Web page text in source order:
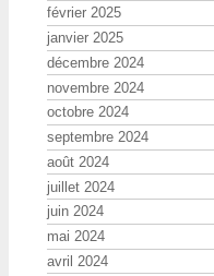
février 2025
janvier 2025
décembre 2024
novembre 2024
octobre 2024
septembre 2024
août 2024
juillet 2024
juin 2024
mai 2024
avril 2024